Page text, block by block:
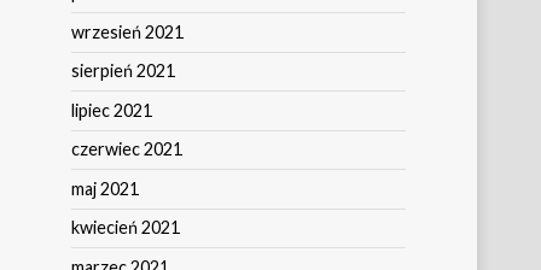
wrzesień 2021
sierpień 2021
lipiec 2021
czerwiec 2021
maj 2021
kwiecień 2021